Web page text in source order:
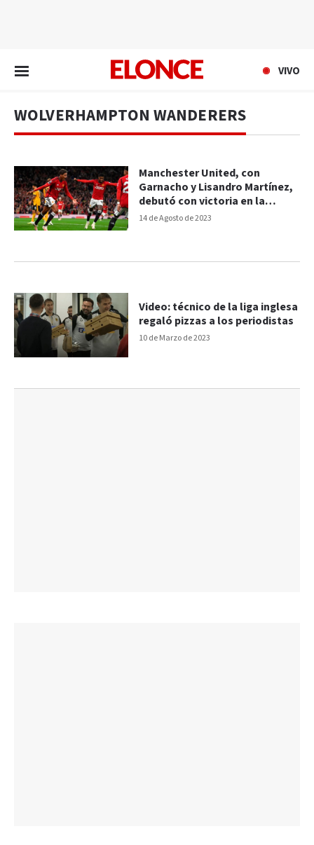
VIVO
WOLVERHAMPTON WANDERERS
14 de Agosto de 2023
Manchester United, con
Garnacho y Lisandro Martínez,
debutó con victoria en la
Premier League
10 de Marzo de 2023
Video: técnico de la liga inglesa
regaló pizzas a los periodistas